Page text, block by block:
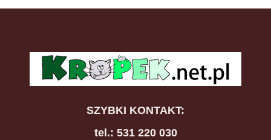
SZYBKI KONTAKT:
tel.: 531 220 030